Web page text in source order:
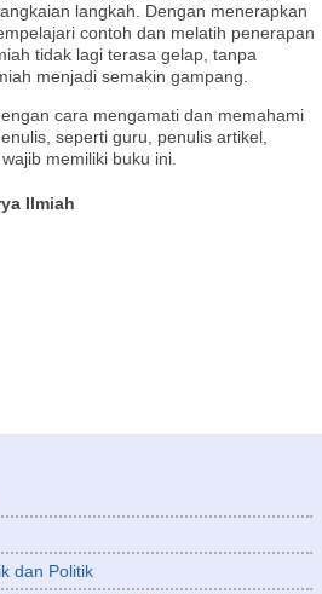
langkah. Dengan menerapkan
contoh dan melatih penerapan
tidak lagi terasa gelap, tanpa
menjadi semakin gampang.
cara mengamati dan memahami
seperti guru, penulis artikel,
memiliki buku ini.
Ilmiah
dan Politik